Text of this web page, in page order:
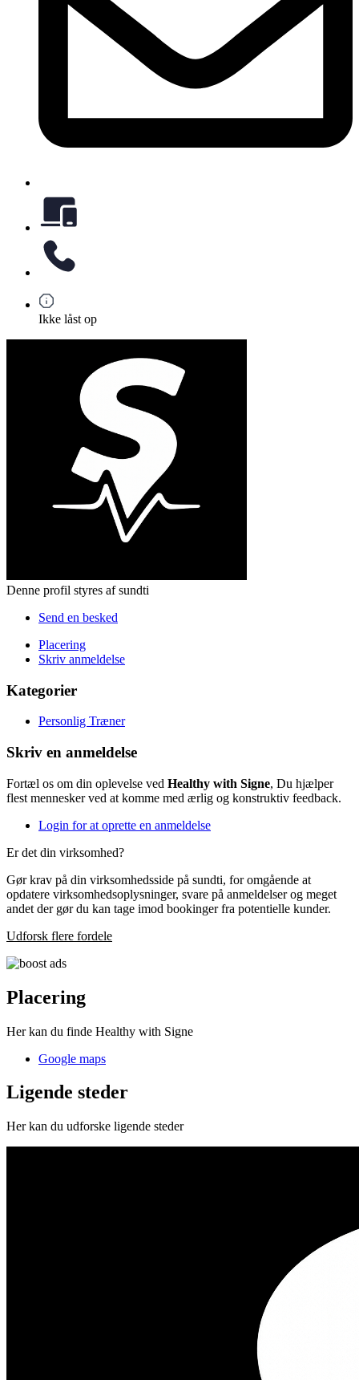
Ikke låst op
Denne profil styres af sundti
Send en besked
Placering
Skriv anmeldelse
Kategorier
Personlig Træner
Skriv en anmeldelse
Fortæl os om din oplevelse ved Healthy with Signe, Du hjælper
flest mennesker ved at komme med ærlig og konstruktiv feedback.
Login for at oprette en anmeldelse
Er det din virksomhed?
Gør krav på din virksomhedsside på sundti, for omgående at
opdatere virksomhedsoplysninger, svare på anmeldelser og meget
andet der gør du kan tage imod bookinger fra potentielle kunder.
Udforsk flere fordele
Placering
Her kan du finde Healthy with Signe
Google maps
Ligende steder
Her kan du udforske ligende steder